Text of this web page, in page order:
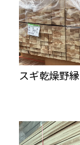
スギ乾燥野縁